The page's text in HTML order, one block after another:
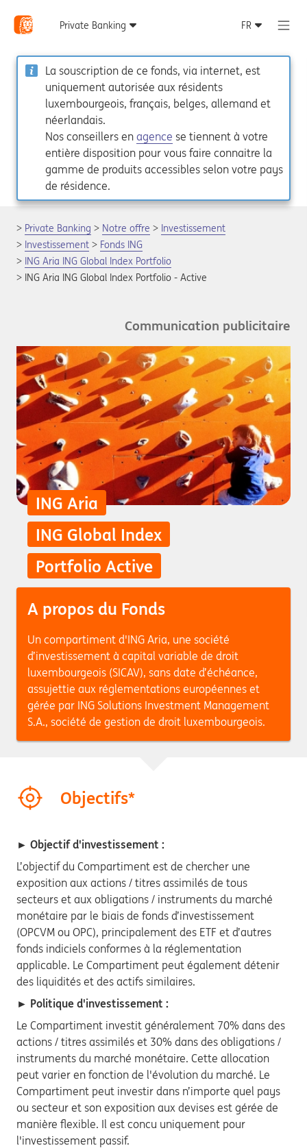
La souscription de ce fonds, via internet, est
uniquement autorisée aux résidents
luxembourgeois, français, belges, allemand et
néerlandais.
Nos conseillers en agence se tiennent à votre
entière disposition pour vous faire connaitre la
gamme de produits accessibles selon votre pays
de résidence.
Private Banking Notre offre
Investissement
Investissement
Fonds ING
ING Aria ING Global Index Portfolio
ING Aria ING Global Index Portfolio - Active
Communication publicitaire
ING Aria
ING Global Index
Portfolio Active
A propos du Fonds
Un compartiment d'ING Aria, une société
d’investissement à capital variable de droit
luxembourgeois (SICAV), sans date d’échéance,
assujettie aux réglementations européennes et
gérée par ING Solutions Investment Management
S.A., société de gestion de droit luxembourgeois.
Objectifs*
► Objectif d'investissement :
L’objectif du Compartiment est de chercher une
exposition aux actions / titres assimilés de tous
secteurs et aux obligations / instruments du marché
monétaire par le biais de fonds d’investissement
(OPCVM ou OPC), principalement des ETF et d’autres
fonds indiciels conformes à la réglementation
applicable. Le Compartiment peut également détenir
des liquidités et des actifs similaires.
► Politique d'investissement :
Le Compartiment investit généralement 70% dans des
actions / titres assimilés et 30% dans des obligations /
instruments du marché monétaire. Cette allocation
peut varier en fonction de l'évolution du marché. Le
Compartiment peut investir dans n’importe quel pays
ou secteur et son exposition aux devises est gérée de
manière flexible. Il est concu uniquement pour
l'investissement passif.